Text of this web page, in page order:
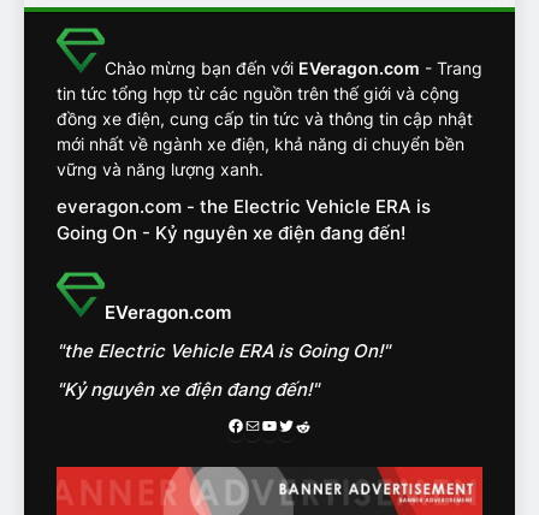
đối về an toàn trên VinFast
VF8
ĐÁNH GIÁ XE
14
VinFast VF7 đang bỏ xa
như thế nào?
ĐÁNH GIÁ XE
15
trên ngàn dặm đường
CÔNG NGHỆ AI, TỰ LÁI, ADAS,
ROBOTAXI
ĐÁNH GIÁ XE
Chọn VinFast VF8 hay Santa
Fe, Fortuner ?
Chào mừng bạn đến với EVeragon.com - Trang
tin tức tổng hợp từ các nguồn trên thế giới và cộng
đồng xe điện, cung cấp tin tức và thông tin cập nhật
mới nhất về ngành xe điện, khả năng di chuyển bền
vững và năng lượng xanh.
everagon.com - the Electric Vehicle ERA is
Going On - Kỷ nguyên xe điện đang đến!
EVeragon.com
"the Electric Vehicle ERA is Going On!"
"Kỷ nguyên xe điện đang đến!"
Facebook
MailYoutube
Twitter